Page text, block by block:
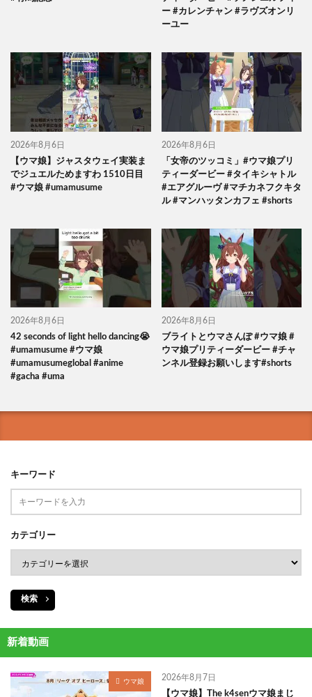
ー #カレンチャン #ラヴズオンリ
ーユー
2026年8月6日
【ウマ娘】ジャスタウェイ実装ま
でジュエルためますわ 1510日目
#ウマ娘 #umamusume
2026年8月6日
「女帝のツッコミ」#ウマ娘プリ
ティーダービー #タイキシャトル
#エアグルーヴ #マチカネフクキタ
ル #マンハッタンカフェ #shorts
2026年8月6日
42 seconds of light hello dancing😭
#umamusume #ウマ娘
#umamusumeglobal #anime
#gacha #uma
2026年8月6日
ブライトとウマさんぽ #ウマ娘 #
ウマ娘プリティーダービー #チャ
ンネル登録お願いします#shorts
キーワード
カテゴリー
検索
新着動画
ウマ娘 2026年8月7日
【ウマ娘】The k4senウマ娘まじ